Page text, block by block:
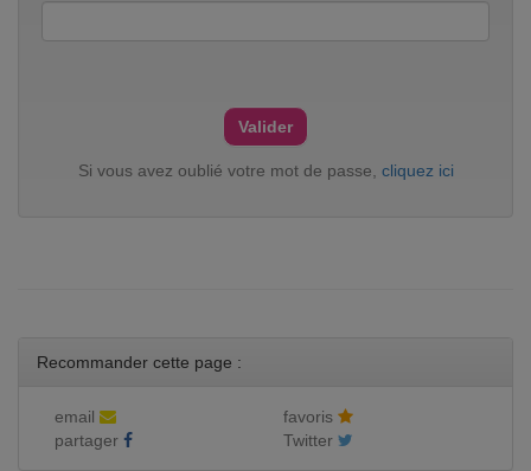
Si vous avez oublié votre mot de passe, cliquez ici
Recommander cette page :
email
favoris
partager
Twitter